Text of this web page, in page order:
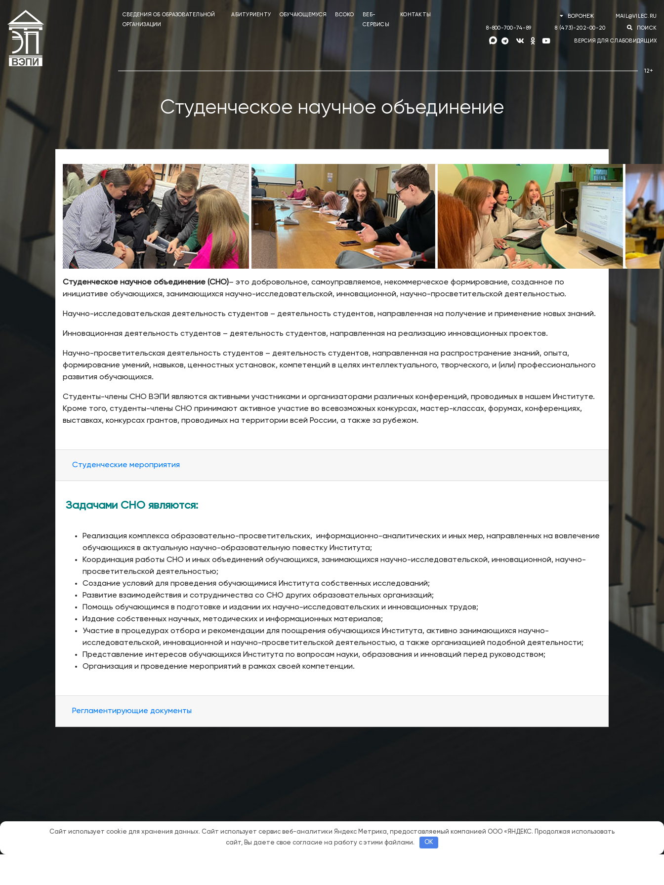
СВЕДЕНИЯ ОБ ОБРАЗОВАТЕЛЬНОЙ
ОРГАНИЗАЦИИ
АБИТУРИЕНТУ ОБУЧАЮЩЕМУСЯ ВСОКО
ВЕБ-
СЕРВИСЫ
КОНТАКТЫ ВОРОНЕЖ MAIL@VILEC.RU
8-800-700-74-89 8 (473)-202-00-20 ПОИСК
ВЕРСИЯ ДЛЯ СЛАБОВИДЯЩИХ
Студенческое научное объединение
Студенческое научное объединение (СНО)– это добровольное, самоуправляемое, некоммерческое формирование, созданное по
инициативе обучающихся, занимающихся научно-исследовательской, инновационной, научно-просветительской деятельностью.
Научно-исследовательская деятельность студентов – деятельность студентов, направленная на получение и применение новых знаний.
Инновационная деятельность студентов – деятельность студентов, направленная на реализацию инновационных проектов.
Научно-просветительская деятельность студентов – деятельность студентов, направленная на распространение знаний, опыта,
формирование умений, навыков, ценностных установок, компетенций в целях интеллектуального, творческого, и (или) профессионального
развития обучающихся.
Студенты-члены СНО ВЭПИ являются активными участниками и организаторами различных конференций, проводимых в нашем Институте.
Кроме того, студенты-члены СНО принимают активное участие во всевозможных конкурсах, мастер-классах, форумах, конференциях,
выставках, конкурсах грантов, проводимых на территории всей России, а также за рубежом.
Студенческие мероприятия
Задачами СНО являются:
Реализация комплекса образовательно-просветительских, информационно-аналитических и иных мер, направленных на вовлечение
обучающихся в актуальную научно-образовательную повестку Института;
Координация работы СНО и иных объединений обучающихся, занимающихся научно-исследовательской, инновационной, научно-
просветительской деятельностью;
Создание условий для проведения обучающимися Института собственных исследований;
Развитие взаимодействия и сотрудничества со СНО других образовательных организаций;
Помощь обучающимся в подготовке и издании их научно-исследовательских и инновационных трудов;
Издание собственных научных, методических и информационных материалов;
Участие в процедурах отбора и рекомендации для поощрения обучающихся Института, активно занимающихся научно-
исследовательской, инновационной и научно-просветительской деятельностью, а также организацией подобной деятельности;
Представление интересов обучающихся Института по вопросам науки, образования и инноваций перед руководством;
Организация и проведение мероприятий в рамках своей компетенции.
Регламентирующие документы
Сайт использует cookie для хранения данных. Сайт использует сервис веб-аналитики Яндекс Метрика, предоставляемый компанией ООО «ЯНДЕКС. Продолжая использовать
сайт, Вы даете свое согласие на работу с этими файлами.
OK